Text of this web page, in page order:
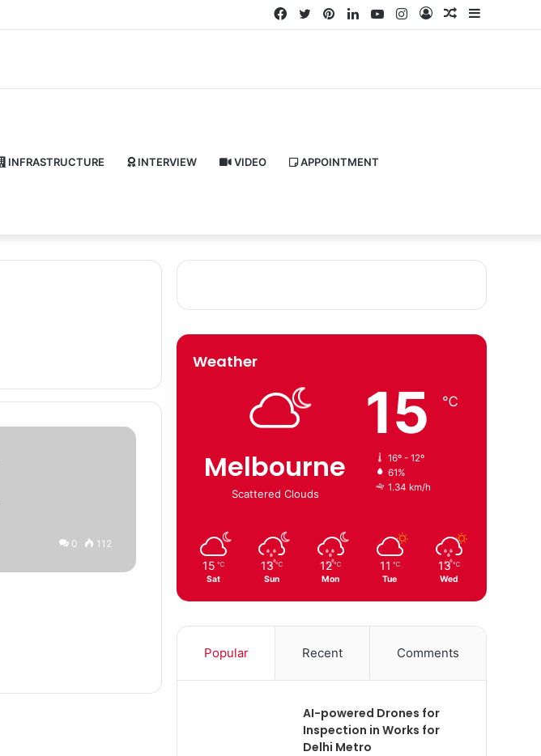
Random
Log
Instagram
YouTube
LinkedIn
Pinterest
Twitter
Facebook
INFRASTRUCTURE INTERVIEW VIDEO APPOINTMENT
0 112
Weather
Melbourne
Scattered Clouds
15 ℃
16º - 12º
61%
1.34 km/h
15 ℃
Sat
13 ℃
Sun
12 ℃
Mon
11 ℃
Tue
13 ℃
Wed
Popular Recent Comments
AI-powered Drones for
Inspection in Works for
Delhi Metro